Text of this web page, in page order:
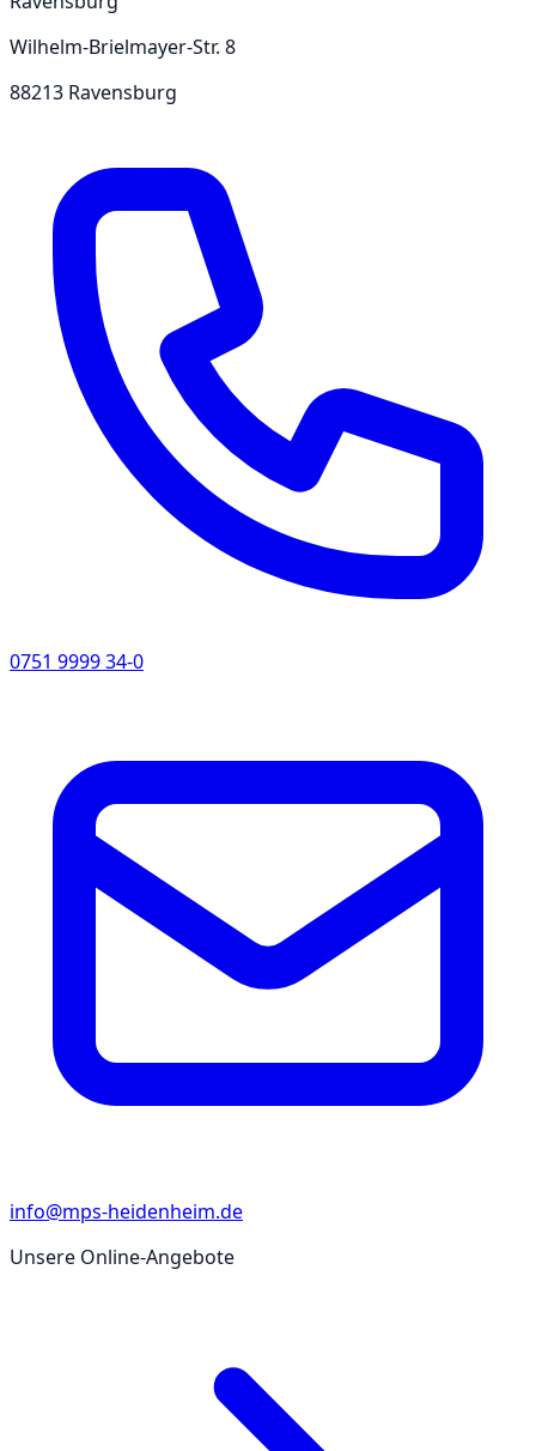
Wilhelm-Brielmayer-Str. 8
88213 Ravensburg
0751 9999 34-0
info@mps-heidenheim.de
Unsere Online-Angebote